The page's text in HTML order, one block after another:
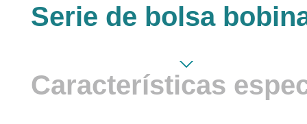
Serie de bolsa
Características